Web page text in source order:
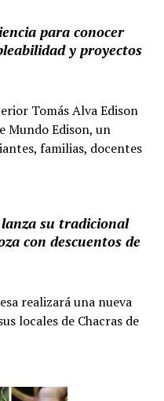
para conocer
y proyectos
Tomás Alva Edison
Mundo Edison, un
familias, docentes
su tradicional
con descuentos de
realizará una nueva
locales de Chacras de